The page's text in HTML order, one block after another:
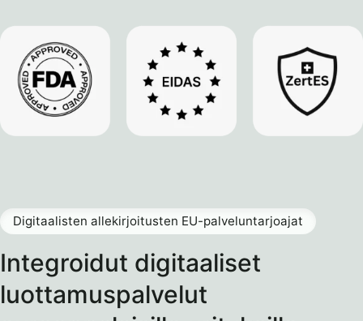
Integroidut digitaaliset
luottamuspalvelut
Digitaalisten allekirjoitusten EU-palveluntarjoajat